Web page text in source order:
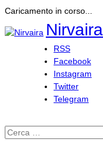
Caricamento in corso...
al
Nirvaira
RSS
Facebook
Instagram
Twitter
Telegram
Ricerca
per: